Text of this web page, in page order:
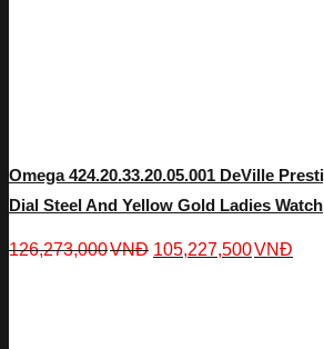
Omega 424.20.33.20.05.001 DeVille
Dial Steel And Yellow Gold Ladies Watch
126,273,000VNĐ 105,227,500VNĐ